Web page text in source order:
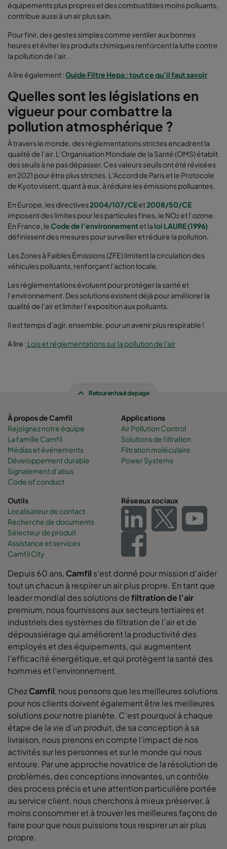
équipements plus propres et des combustibles moins polluants,
contribue aussi à un air plus sain.
Pour finir, des gestes simples comme ventiler aux bonnes
heures et éviter les produits chimiques renforcent la lutte contre
la pollution de l’air.
A lire également :Guide Filtre Hepa : tout ce qu’il faut savoir
Quelles sont les législations en
vigueur pour combattre la
pollution atmosphérique ?
À travers le monde, des réglementations strictes encadrent la
qualité de l’air. L’Organisation Mondiale de la Santé (OMS) établit
des seuils à ne pas dépasser. Ces valeurs seuils ont été révisées
en 2021 pour être plus strictes. L’Accord de Paris et le Protocole
de Kyoto visent, quant à eux, à réduire les émissions polluantes.
En Europe, les directives2004/107/CEet2008/50/CE
imposent des limites pour les particules fines, le NO₂ et l’ozone.
En France, leCode de l’environnementet la loi LAURE (1996)
définissent des mesures pour surveiller et réduire la pollution.
Les Zones à Faibles Émissions (ZFE) limitent la circulation des
véhicules polluants, renforçant l’action locale.
Les réglementations évoluent pour protéger la santé et
l’environnement. Des solutions existent déjà pour améliorer la
qualité de l’air et limiter l’exposition aux polluants.
Il est temps d’agir, ensemble, pour un avenir plus respirable !
A lire : Lois et réglementations sur la pollution de l'air
Retour en haut de page
À propos de Camfil
Rejoignez notre équipe
La famille Camfil
Médias et événements
Développement durable
Signalement d’abus
Code of conduct
Applications
Air Pollution Control
Solutions de filtration
Filtration moléculaire
Power Systems
Outils
Localisateur de contact
Recherche de documents
Sélecteur de produit
Assistance et services
Camfil City
Réseaux sociaux
Depuis 60 ans, Camfil s’est donné pour mission d’aider
tout un chacun à respirer un air plus propre. En tant que
leader mondial des solutions defiltration de l’air
premium, nous fournissons aux secteurs tertiaires et
industriels des systèmes de filtration de l’air et de
dépoussiérage qui améliorent la productivité des
employés et des équipements, qui augmentent
l’efficacité énergétique, et qui protègent la santé des
hommes et l’environnement.
ChezCamfil, nous pensons que les meilleures solutions
pour nos clients doivent également être les meilleures
solutions pour notre planète. C’est pourquoi à chaque
étape de la vie d’un produit, de sa conception à sa
livraison, nous prenons en compte l’impact de nos
activités sur les personnes et sur le monde qui nous
entoure. Par une approche novatrice de la résolution de
problèmes, des conceptions innovantes, un contrôle
des process précis et une attention particulière portée
au service client, nous cherchons à mieux préserver, à
moins consommer et à trouver les meilleures façons de
faire pour que nous puissions tous respirer un air plus
propre.